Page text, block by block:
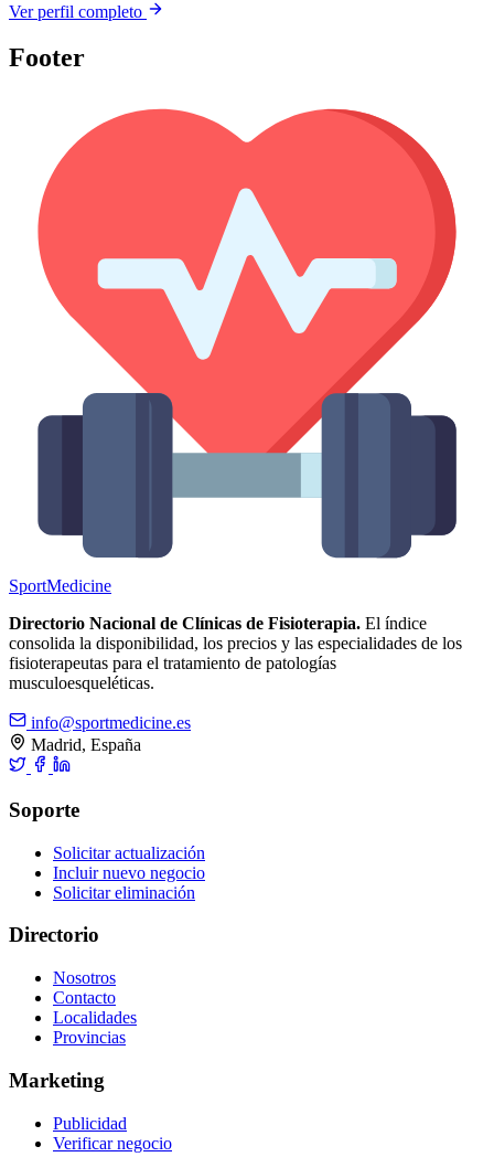
Ver perfil completo
Footer
SportMedicine
Directorio Nacional de Clínicas de Fisioterapia. El índice
consolida la disponibilidad, los precios y las especialidades de los
fisioterapeutas para el tratamiento de patologías
musculoesqueléticas.
info@sportmedicine.es
Madrid, España
Soporte
Solicitar actualización
Incluir nuevo negocio
Solicitar eliminación
Directorio
Nosotros
Contacto
Localidades
Provincias
Marketing
Publicidad
Verificar negocio